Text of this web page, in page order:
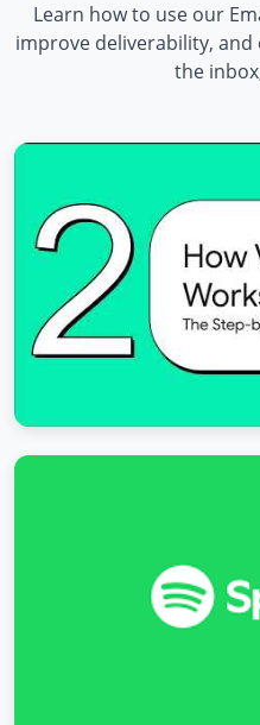
Learn how to use our
improve deliverability, and
the